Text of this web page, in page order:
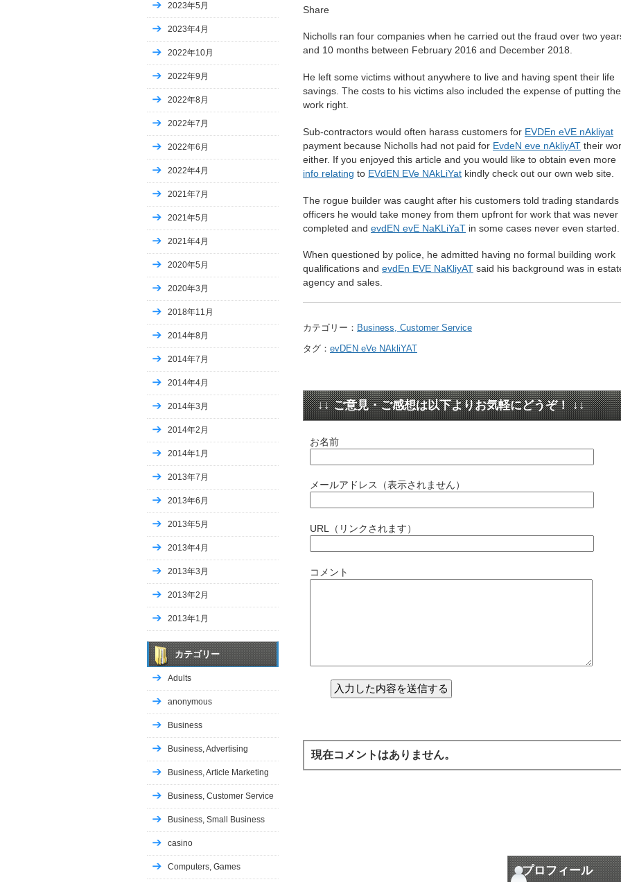
2023年5月
2023年4月
2022年10月
2022年9月
2022年8月
2022年7月
2022年6月
2022年4月
2021年7月
2021年5月
2021年4月
2020年5月
2020年3月
2018年11月
2014年8月
2014年7月
2014年4月
2014年3月
2014年2月
2014年1月
2013年7月
2013年6月
2013年5月
2013年4月
2013年3月
2013年2月
2013年1月
カテゴリー
Adults
anonymous
Business
Business, Advertising
Business, Article Marketing
Business, Customer Service
Business, Small Business
casino
Computers, Games
Share
Nicholls ran four companies when he carried out the fraud over two
and 10 months between February 2016 and December 2018.
He left some victims without anywhere to live and having spent their life
savings. The costs to his victims also included the expense of putting the
work right.
Sub-contractors would often harass customers for EVDEn eVE nAkliyat
payment because Nicholls had not paid for EvdeN eve nAkliyAT their
either. If you enjoyed this article and you would like to obtain even more
info relating to EVdEN EVe NAkLiYat kindly check out our own web site.
The rogue builder was caught after his customers told trading standards
officers he would take money from them upfront for work that was never
completed and evdEN evE NaKLiYaT in some cases never even
When questioned by police, he admitted having no formal building work
qualifications and evdEn EVE NaKliyAT said his background was in
agency and sales.
カテゴリー： Business, Customer Service
タグ： evDEN eVe NAkliYAT
↓↓ ご意見・ご感想は以下よりお気軽にどうぞ！ ↓↓
お名前
メールアドレス（表示されません）
URL（リンクされます）
コメント
現在コメントはありません。
プロフィール